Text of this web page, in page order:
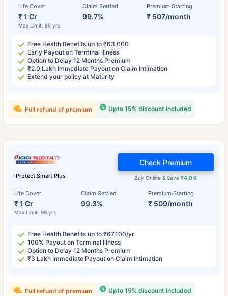
Life Cover
₹ 1 Cr
Max Limit: 85 yrs
Claim Settled
99.7%
Premium Starting
₹ 507/month
Free Health Benefits up to ₹63,000
Early Payout on Terminal Illness
Option to Delay 12 Months Premium
₹2.0 Lakh Immediate Payout on Claim Intimation
Extend your policy at Maturity
Upto 15% discount included
Full refund of premium
iProtect Smart Plus
Life Cover
₹ 1 Cr
Max Limit: 99 yrs
Claim Settled
99.3%
Premium Starting
₹ 509/month
Buy Online & Save₹4.0 K
Check Premium
Free Health Benefits up to ₹67,100/yr
100% Payout on Terminal Illness
Option to Delay 12 Months Premium
₹3 Lakh Immediate Payout on Claim Intimation
Upto 15% discount included
Full refund of premium